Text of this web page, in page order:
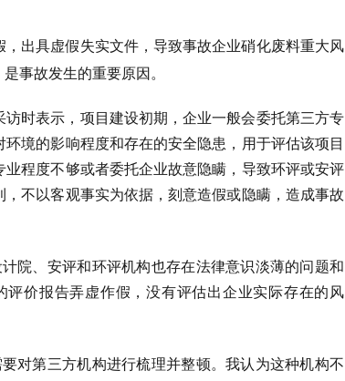
出具虚假失实文件，导致事故企业硝化废料重大风
事故发生的重要原因。
时表示，项目建设初期，企业一般会委托第三方专
境的影响程度和存在的安全隐患，用于评估该项目
程度不够或者委托企业故意隐瞒，导致环评或安评
不以客观事实为依据，刻意造假或隐瞒，造成事故
院、安评和环评机构也存在法律意识淡薄的问题和
价报告弄虚作假，没有评估出企业实际存在的风
对第三方机构进行梳理并整顿。我认为这种机构不